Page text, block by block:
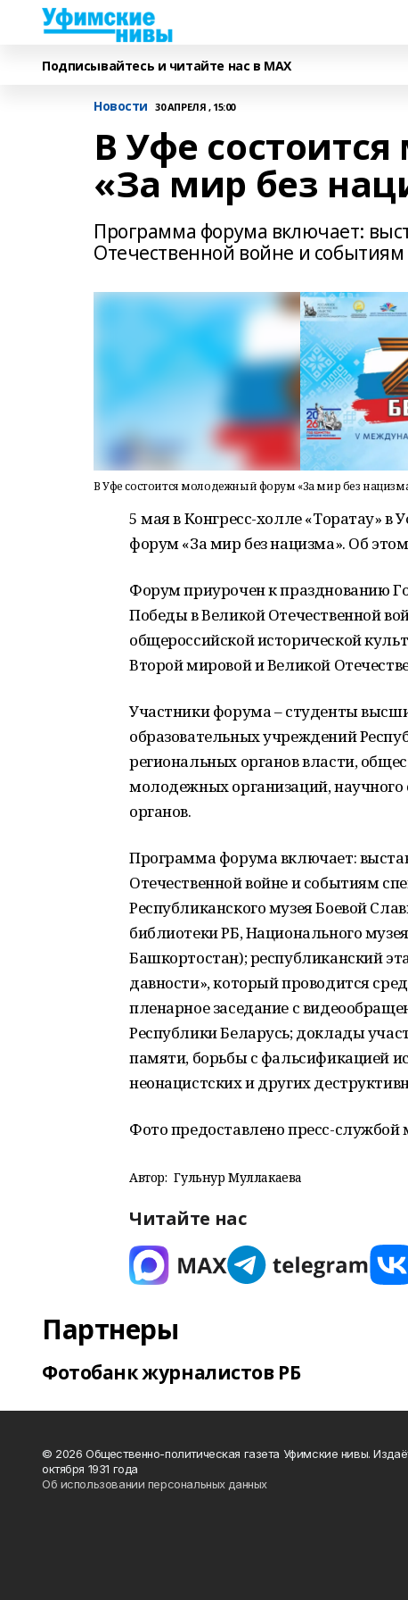
Подписывайтесь и читайте нас в MAX
Новости 30 АПРЕЛЯ , 15:00
В Уфе
«За мир без
Программа форума включает:
Отечественной войне и
В Уфе состоится молодежный форум «За мир без
5 мая в Конгресс-холле «Торатау»
форум «За мир без нацизма». Об
Форум приурочен к празднованию
Победы в Великой Отечественной
общероссийской исторической
Второй мировой и Великой
Участники форума – студенты
образовательных учреждений
региональных органов власти,
молодежных организаций,
органов.
Программа форума включает:
Отечественной войне и событиям
Республиканского музея Боевой
библиотеки РБ, Национального
Башкортостан); республиканский
давности», который проводится
пленарное заседание с
Республики Беларусь; доклады
памяти, борьбы с фальсификацией
неонацистских и других
Фото предоставлено пресс-
Автор: Гульнур Муллакаева
Читайте нас
Партнеры
Фотобанк журналистов РБ
© 2026 Общественно-политическая газета Уфимские нивы.
октября 1931 года
Об использовании персональных данных